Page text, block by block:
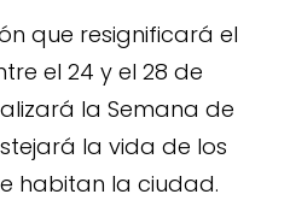
que resignificará el
el 24 y el 28 de
la Semana de
la vida de los
habitan la ciudad.